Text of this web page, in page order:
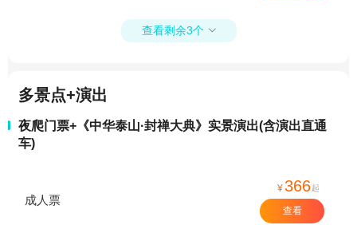
查看剩余3个 
多景点+演出
夜爬门票+《中华泰山·封禅大典》实景演出(含演出直通
车)
成人票
¥366起
查看